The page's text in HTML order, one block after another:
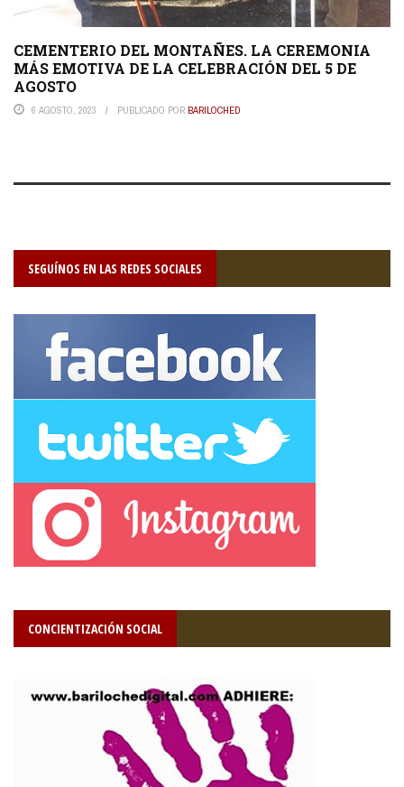
CEMENTERIO DEL MONTAÑES. LA CEREMONIA
MÁS EMOTIVA DE LA CELEBRACIÓN DEL 5 DE
AGOSTO
6 AGOSTO, 2023 PUBLICADO POR BARILOCHED
SEGUÍNOS EN LAS REDES SOCIALES
CONCIENTIZACIÓN SOCIAL